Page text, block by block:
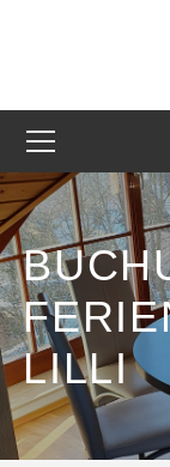
LILLI